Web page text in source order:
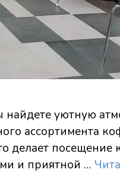
уютную
ассортимента
делает
и приятной …